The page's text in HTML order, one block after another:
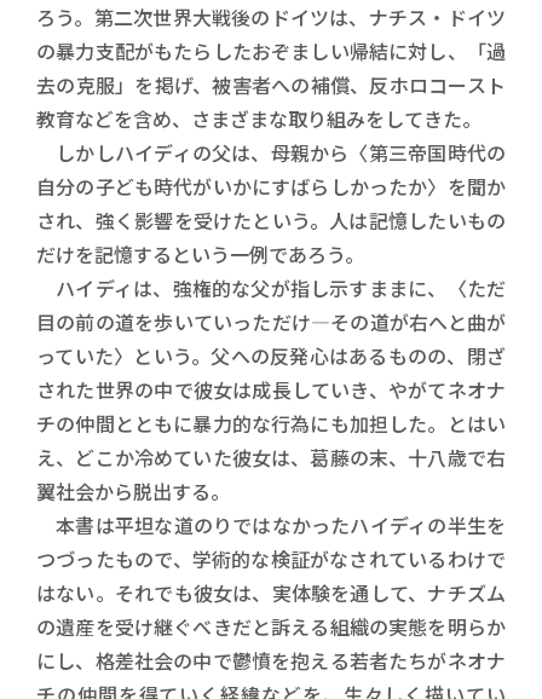
ろう。第二次世界大戦後のドイツは、ナチス・ドイツ
の暴力支配がもたらしたおぞましい帰結に対し、「過
去の克服」を掲げ、被害者への補償、反ホロコースト
教育などを含め、さまざまな取り組みをしてきた。
しかしハイディの父は、母親から〈第三帝国時代の
自分の子ども時代がいかにすばらしかったか〉を聞か
され、強く影響を受けたという。人は記憶したいもの
だけを記憶するという一例であろう。
ハイディは、強権的な父が指し示すままに、〈ただ
目の前の道を歩いていっただけ―その道が右へと曲が
っていた〉という。父への反発心はあるものの、閉ざ
された世界の中で彼女は成長していき、やがてネオナ
チの仲間とともに暴力的な行為にも加担した。とはい
え、どこか冷めていた彼女は、葛藤の末、十八歳で右
翼社会から脱出する。
本書は平坦な道のりではなかったハイディの半生を
つづったもので、学術的な検証がなされているわけで
はない。それでも彼女は、実体験を通して、ナチズム
の遺産を受け継ぐべきだと訴える組織の実態を明らか
にし、格差社会の中で鬱憤を抱える若者たちがネオナ